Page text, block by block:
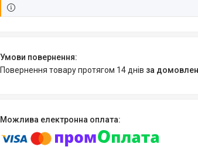
повернення товару протягом 14 днів за